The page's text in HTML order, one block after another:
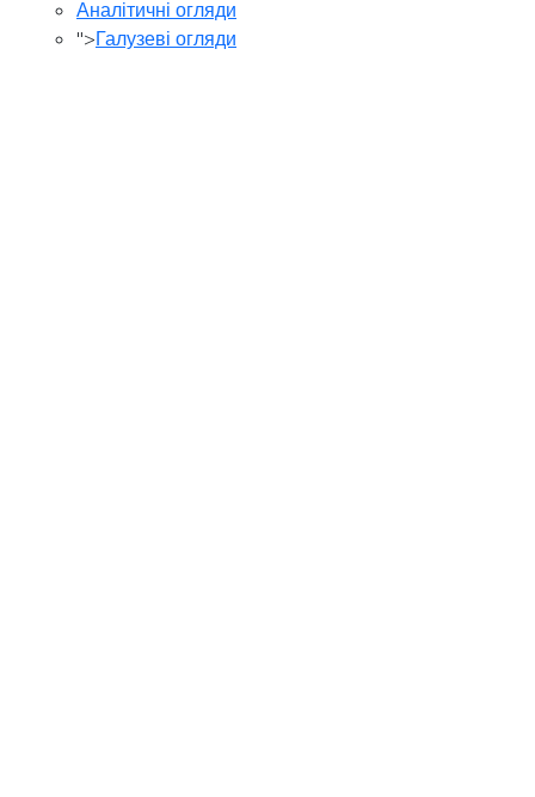
Аналітичні огляди
">Галузеві огляди